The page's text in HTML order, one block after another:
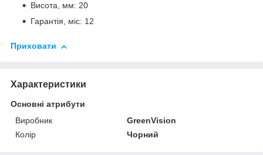
Висота, мм: 20
Гарантія, міс: 12
Приховати
Характеристики
Основні атрибути
Виробник
GreenVision
Колір
Чорний